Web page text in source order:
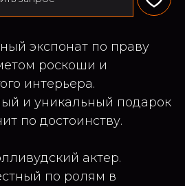
экспонат по праву
роскоши и
интерьера.
и уникальный подарок
по достоинству.
актер.
по ролям в